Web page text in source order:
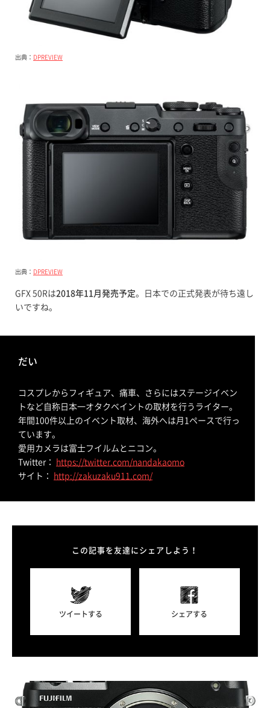
出典： DPREVIEW
出典： DPREVIEW
GFX 50Rは2018年11月発売予定。日本での正式発表が待ち遠し
いですね。
だい
コスプレからフィギュア、痛車、さらにはステージイベン
トなど自称日本一オタクベイントの取材を行うライター。
年間100件以上のイベント取材、海外へは月1ペースで行っ
ています。
愛用カメラは富士フイルムとニコン。
Twitter：
https://twitter.com/nandakaomo
サイト：
http://zakuzaku911.com/
この記事を友達にシェアしよう！
ツイートする シェアする